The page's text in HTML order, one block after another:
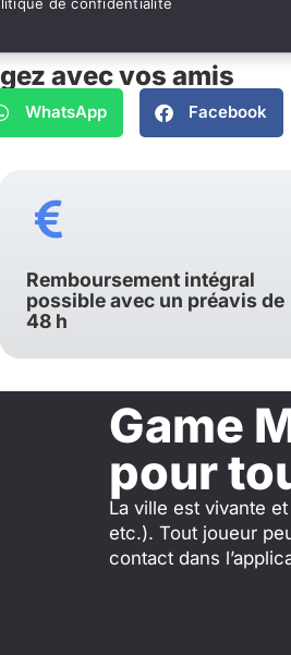
avec vos amis
WhatsApp Facebook
Remboursement intégral
possible avec un préavis de
48 h
Game
pour
La ville est vivante
etc.). Tout joueur
contact dans